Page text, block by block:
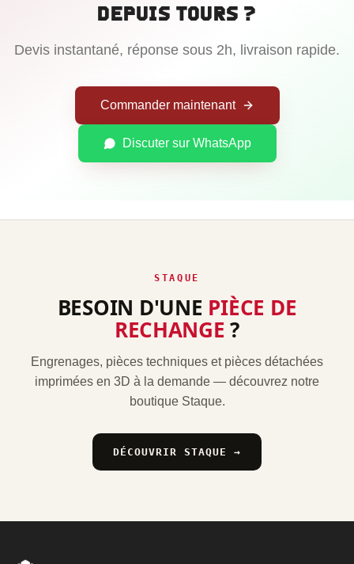
depuis Tours ?
Devis instantané, réponse sous 2h, livraison rapide.
Commander maintenant
Discuter sur WhatsApp
STAQUE
BESOIN D'UNE PIÈCE DE
RECHANGE ?
Engrenages, pièces techniques et pièces détachées
imprimées en 3D à la demande — découvrez notre
boutique Staque.
DÉCOUVRIR STAQUE →